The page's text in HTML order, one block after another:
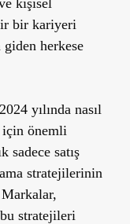
bir kariyeri
giden herkese
yılında nasıl
önemli
sadece satış
stratejilerinin
stratejileri